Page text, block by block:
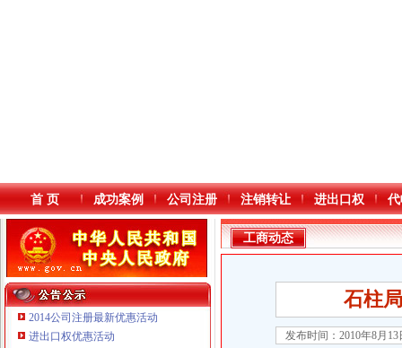
首 页 成功案例 公司注册 注销转让 进出口权
2014公司注册最新优惠活动
进出口权优惠活动
工商动态
石柱
发布时间：2010年8月